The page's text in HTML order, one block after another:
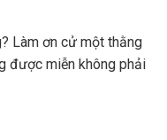
Làm ơn cử một thằng
được miễn không phải